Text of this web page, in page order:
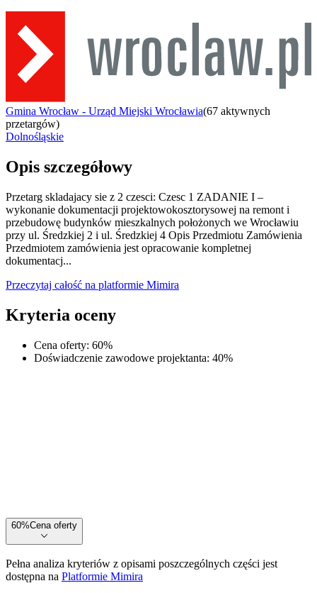
Gmina Wrocław - Urząd Miejski Wrocławia(67 aktywnych
przetargów)
Dolnośląskie
Opis szczegółowy
Przetarg skladajacy sie z 2 czesci: Czesc 1 ZADANIE I –
wykonanie dokumentacji projektowokosztorysowej na remont i
przebudowę budynków mieszkalnych położonych we Wrocławiu
przy ul. Średzkiej 2 i ul. Średzkiej 4 Opis Przedmiotu Zamówienia
Przedmiotem zamówienia jest opracowanie kompletnej
dokumentacj...
Przeczytaj całość na platformie Mimira
Kryteria oceny
Cena oferty: 60%
Doświadczenie zawodowe projektanta: 40%
60%Cena oferty
Pełna analiza kryteriów z opisami poszczególnych części jest
dostępna na Platformie Mimira